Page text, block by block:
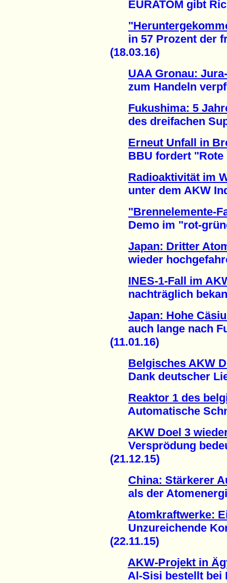
EURATOM gibt
in 57 Prozent der
(18.03.16)
UAA Gronau:
zum Handeln
Fukushima: 5
des dreifachen
Erneut Unfall in
BBU fordert "Rote
Radioaktivität im
unter dem AKW
"Brennelemente-
Demo im "rot-
Japan: Dritter
wieder
INES-1-Fall im
nachträglich
Japan: Hohe
auch lange nach
(11.01.16)
Belgisches AKW
Dank deutscher
Reaktor 1 des
Automatische
AKW Doel 3
Versprödung
(21.12.15)
China: Stärkerer
als der
Atomkraftwerke:
Unzureichende
(22.11.15)
AKW-Projekt in
Al-Sisi bestellt bei